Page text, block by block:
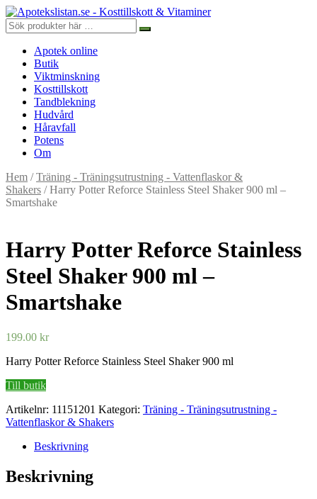
Apotek online
Butik
Viktminskning
Kosttillskott
Tandblekning
Hudvård
Håravfall
Potens
Om
Hem /Träning - Träningsutrustning - Vattenflaskor &
Shakers / Harry Potter Reforce Stainless Steel Shaker 900 ml –
Smartshake
Harry Potter Reforce Stainless
Steel Shaker 900 ml –
Smartshake
199.00 kr
Harry Potter Reforce Stainless Steel Shaker 900 ml
Till butik
Artikelnr: 11151201 Kategori: Träning - Träningsutrustning -
Vattenflaskor & Shakers
Beskrivning
Beskrivning